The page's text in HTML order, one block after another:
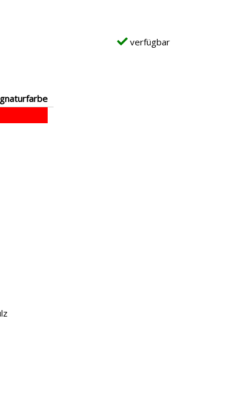
verfügbar